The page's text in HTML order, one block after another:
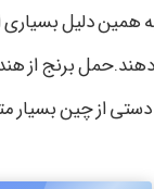
دلیل بسیاری
برنج از
دستی از چین بسیار